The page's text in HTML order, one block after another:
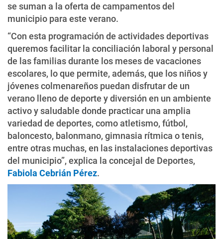
se suman a la oferta de campamentos del
municipio para este verano.
“Con esta programación de actividades deportivas
queremos facilitar la conciliación laboral y personal
de las familias durante los meses de vacaciones
escolares, lo que permite, además, que los niños y
jóvenes colmenareños puedan disfrutar de un
verano lleno de deporte y diversión en un ambiente
activo y saludable donde practicar una amplia
variedad de deportes, como atletismo, fútbol,
baloncesto, balonmano, gimnasia rítmica o tenis,
entre otras muchas, en las instalaciones deportivas
del municipio”, explica la concejal de Deportes,
Fabiola Cebrián Pérez.